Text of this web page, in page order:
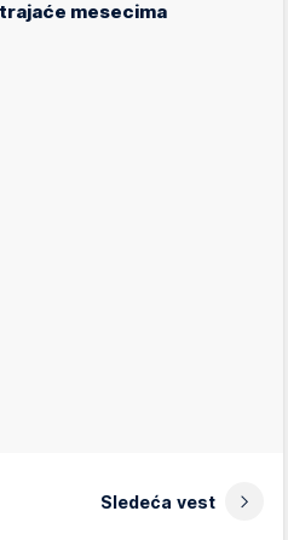
mesecima
Sledeća vest